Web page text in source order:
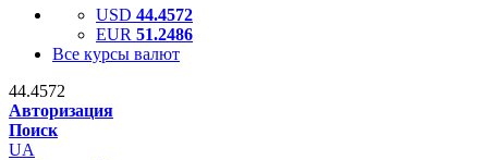
USD 44.4572
EUR 51.2486
Все курсы валют
44.4572
Авторизация
Поиск
UA